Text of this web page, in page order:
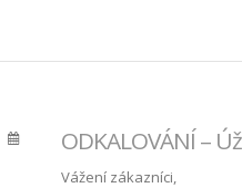
ODKALOVÁNÍ –
Vážení zákazníci,